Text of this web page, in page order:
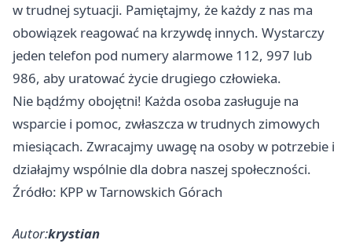
w trudnej sytuacji. Pamiętajmy, że każdy z nas ma
obowiązek reagować na krzywdę innych. Wystarczy
jeden telefon pod numery alarmowe 112, 997 lub
986, aby uratować życie drugiego człowieka.
Nie bądźmy obojętni! Każda osoba zasługuje na
wsparcie i pomoc, zwłaszcza w trudnych zimowych
miesiącach. Zwracajmy uwagę na osoby w potrzebie i
działajmy wspólnie dla dobra naszej społeczności.
Źródło: KPP w Tarnowskich Górach
Autor:krystian